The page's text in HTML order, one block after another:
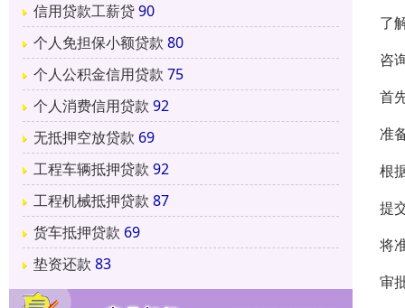
信用贷款工薪贷90
个人免担保小额贷款 80
个人公积金信用贷款 75
个人消费信用贷款 92
无抵押空放贷款 69
工程车辆抵押贷款 92
工程机械抵押贷款 87
货车抵押贷款 69
垫资还款 83
了
咨
首
准
根
提
将
审